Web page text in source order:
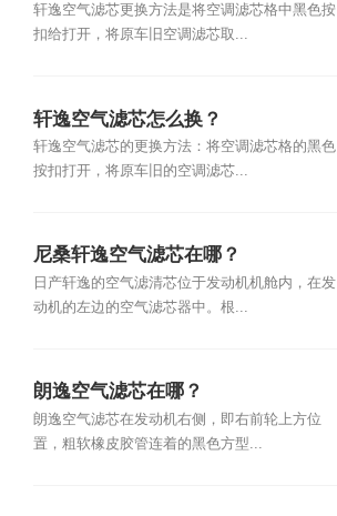
轩逸空气滤芯更换方法是将空调滤芯格中黑色按
扣给打开，将原车旧空调滤芯取...
轩逸空气滤芯怎么换？
轩逸空气滤芯的更换方法：将空调滤芯格的黑色
按扣打开，将原车旧的空调滤芯...
尼桑轩逸空气滤芯在哪？
日产轩逸的空气滤清芯位于发动机机舱内，在发
动机的左边的空气滤芯器中。根...
朗逸空气滤芯在哪？
朗逸空气滤芯在发动机右侧，即右前轮上方位
置，粗软橡皮胶管连着的黑色方型...